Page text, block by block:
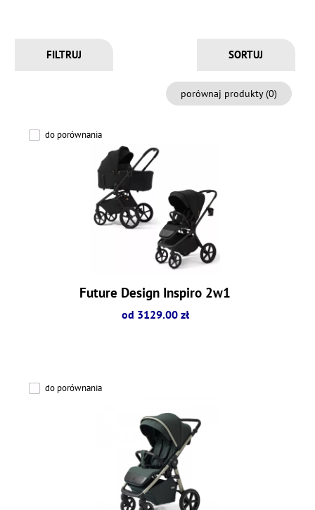
FILTRUJ
porównaj produkty (0)
do porównania
Future Design Inspiro 2w1
od 3129.00 zł
do porównania